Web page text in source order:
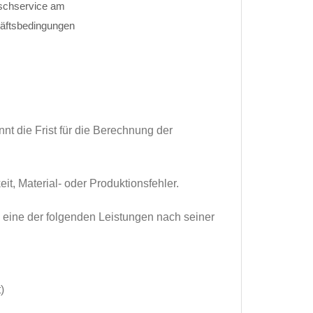
am
die Frist für die Berechnung der
Material- oder Produktionsfehler.
der folgenden Leistungen nach seiner